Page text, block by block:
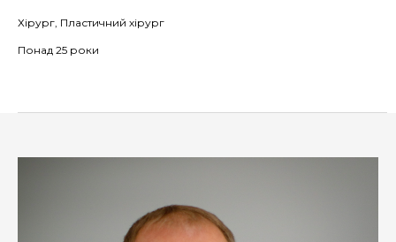
Хірург, Пластичний хірург
Понад 25 роки